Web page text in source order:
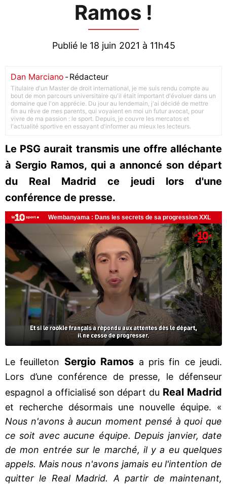
Ramos !
Publié le 18 juin 2021 à 11h45
Dan Marciano -Rédacteur
Titulaire d'un Master de droit international, je me suis rendu compte au
bout de mon parcours universitaire qu'il était important d'évoluer dans un
domaine que l'on apprécie. Du jour au lendemain, j'ai décidé de mettre
fin au rêve de mes parents, qui voyaient en moi un futur avocat, pour
vivre de ma passion : le sport. Depuis, je couvre les mercatos et
l'actualité sportive en essayant d'informer au mieux les lecteurs.
Le PSG aurait transmis une offre alléchante
à Sergio Ramos, qui a annoncé son départ
du Real Madrid ce jeudi lors d'une
conférence de presse.
Le feuilleton Sergio Ramos a pris fin ce jeudi.
Lors d’une conférence de presse, le défenseur
espagnol a officialisé son départ du Real Madrid
et recherche désormais une nouvelle équipe. «
Nous n'avons à aucun moment pensé à quoi que
ce soit avec aucune équipe. Depuis janvier, date
de mon entrée sur le marché, il y a eu quelques
appels. Mais nous n'avons jamais eu l'intention de
quitter le Real Madrid. A partir de maintenant,